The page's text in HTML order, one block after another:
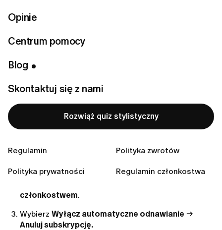
Opinie
Centrum pomocy
Blog
Skontaktuj się z nami
Rozwiąż quiz stylistyczny
Regulamin Polityka zwrotów
Polityka prywatności Regulamin członkostwa
Jeśli chcesz anulować członkostwo LUMI, możesz to
zrobić w prosty sposób, wykonując poniższe kroki.
W aplikacji:
Dotknij ikony
w prawym dolnym rogu, a
członkostwem.
Wybierz Wyłącz automatyczne odnawianie →
Anuluj subskrypcję.